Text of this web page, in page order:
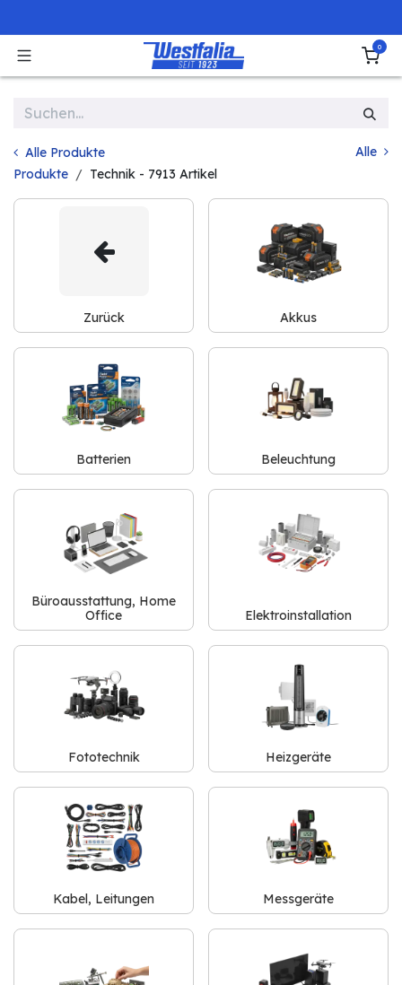
0
Alle Produkte
Alle
Produkte
Technik - 7913 Artikel
Zurück Akkus
Batterien Beleuchtung
Büroausstattung, Home
Office
Elektroinstallation
Fototechnik Heizgeräte
Kabel, Leitungen Messgeräte